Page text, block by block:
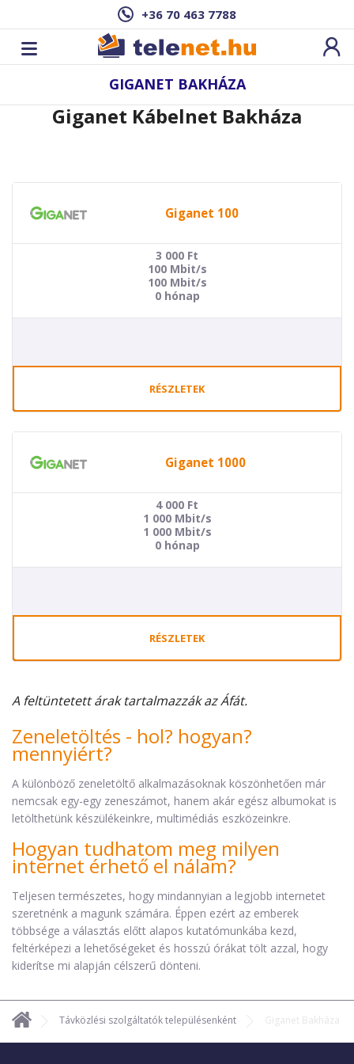
+36 70 463 7788
GIGANET BAKHÁZA
Giganet Kábelnet Bakháza
Giganet 100
3 000 Ft
100 Mbit/s
100 Mbit/s
0 hónap
RÉSZLETEK
Giganet 1000
4 000 Ft
1 000 Mbit/s
1 000 Mbit/s
0 hónap
RÉSZLETEK
A feltüntetett árak tartalmazzák az Áfát.
Zeneletöltés - hol? hogyan?
mennyiért?
A különböző zeneletöltő alkalmazásoknak köszönhetően már
nemcsak egy-egy zeneszámot, hanem akár egész albumokat is
letölthetünk készülékeinkre, multimédiás eszközeinkre.
Hogyan tudhatom meg milyen
internet érhető el nálam?
Teljesen természetes, hogy mindannyian a legjobb internetet
szeretnénk a magunk számára. Éppen ezért az emberek
többsége a választás előtt alapos kutatómunkába kezd,
feltérképezi a lehetőségeket és hosszú órákat tölt azzal, hogy
kiderítse mi alapján célszerű dönteni.
Távközlési szolgáltatók településenként Giganet Bakháza